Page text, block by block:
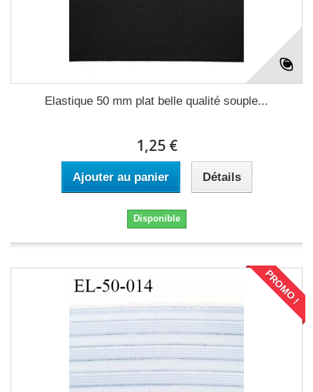
Elastique 50 mm plat belle qualité souple...
1,25 €
Ajouter au panier Détails
Disponible
PROMO !